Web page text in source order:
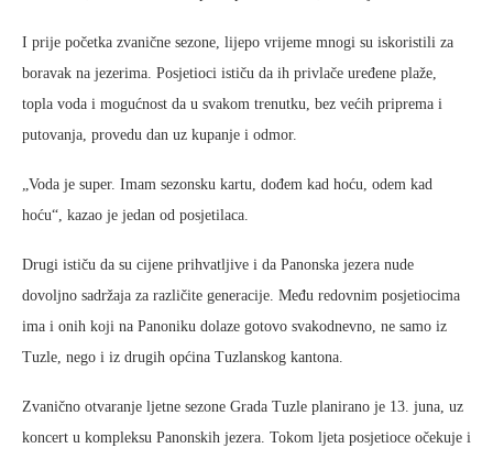
I prije početka zvanične sezone, lijepo vrijeme mnogi su iskoristili za
boravak na jezerima. Posjetioci ističu da ih privlače uređene plaže,
topla voda i mogućnost da u svakom trenutku, bez većih priprema i
putovanja, provedu dan uz kupanje i odmor.
„Voda je super. Imam sezonsku kartu, dođem kad hoću, odem kad
hoću“, kazao je jedan od posjetilaca.
Drugi ističu da su cijene prihvatljive i da Panonska jezera nude
dovoljno sadržaja za različite generacije. Među redovnim posjetiocima
ima i onih koji na Panoniku dolaze gotovo svakodnevno, ne samo iz
Tuzle, nego i iz drugih općina Tuzlanskog kantona.
Zvanično otvaranje ljetne sezone Grada Tuzle planirano je 13. juna, uz
koncert u kompleksu Panonskih jezera. Tokom ljeta posjetioce očekuje i